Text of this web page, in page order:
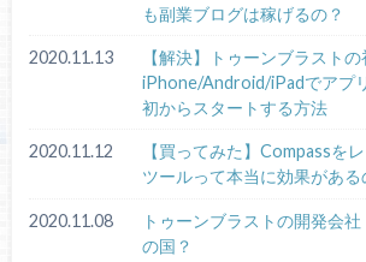
も副業ブログは稼げるの？
2020.11.13
【解決】トゥーンブラスト
iPhone/Android/iPadでアプ
初からスタートする方法
2020.11.12
【買ってみた】Compassを
ツールって本当に効果がある
2020.11.08
トゥーンブラストの開発会
の国？